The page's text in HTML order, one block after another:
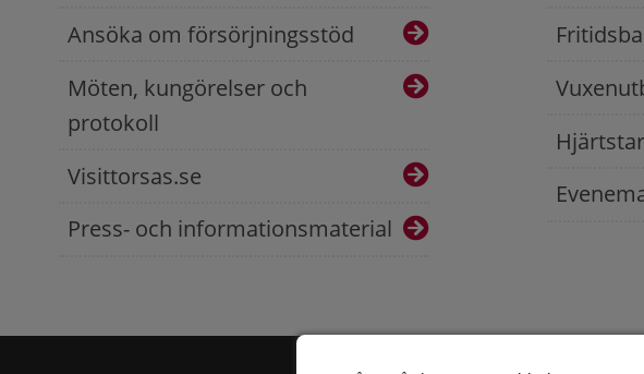
Ansöka om försörjningsstöd
Möten, kungörelser och
protokoll
Visittorsas.se
Press- och informationsmaterial